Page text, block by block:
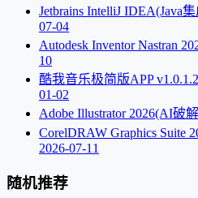
Jetbrains IntelliJ IDEA(Java
07-04
Autodesk Inventor Nastran
10
酷我音乐极简版APP
01-02
Adobe Illustrator 2026(AI破
CorelDRAW Graphics Suite
2026-07-11
随机推荐